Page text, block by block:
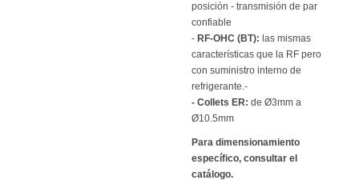
posición - transmisión de par
confiable
- RF-OHC (BT): las mismas
características que la RF pero
con suministro interno de
refrigerante.-
- Collets ER: de Ø3mm a
Ø10.5mm
Para dimensionamiento
específico, consultar el
catálogo.